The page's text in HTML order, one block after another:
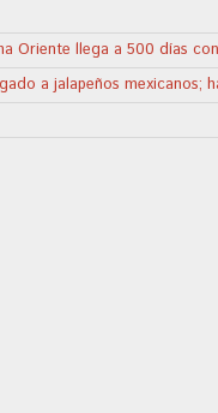
Oriente llega a 500 días
a jalapeños mexicanos;